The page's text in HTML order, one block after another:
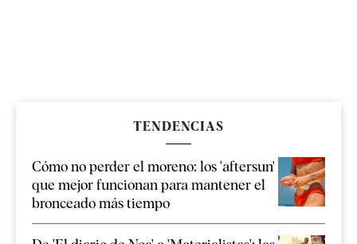
TENDENCIAS
Cómo no perder el moreno: los 'aftersun'
que mejor funcionan para mantener el
bronceado más tiempo